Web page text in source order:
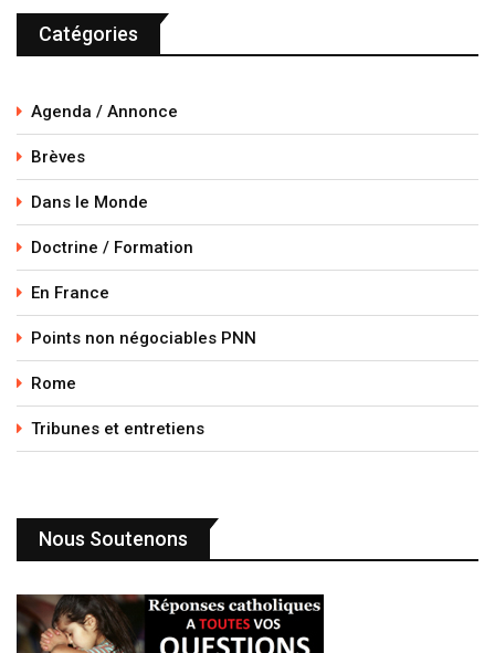
Catégories
Agenda / Annonce
Brèves
Dans le Monde
Doctrine / Formation
En France
Points non négociables PNN
Rome
Tribunes et entretiens
Nous Soutenons